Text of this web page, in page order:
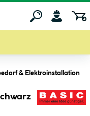
& Elektroinstallation